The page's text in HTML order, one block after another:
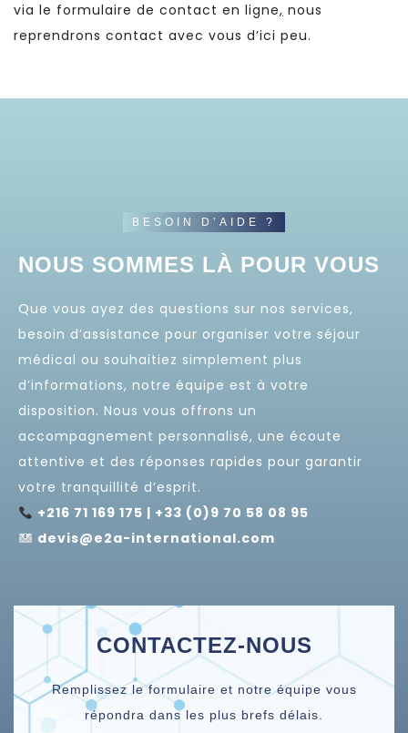
via le formulaire de contact en ligne, nous
reprendrons contact avec vous d’ici peu.
BESOIN D’AIDE ?
NOUS SOMMES LÀ POUR VOUS
Que vous ayez des questions sur nos services,
besoin d’assistance pour organiser votre séjour
médical ou souhaitiez simplement plus
d’informations, notre équipe est à votre
disposition. Nous vous offrons un
accompagnement personnalisé, une écoute
attentive et des réponses rapides pour garantir
votre tranquillité d’esprit.
+216 71 169 175 | +33 (0)9 70 58 08 95
devis@e2a-international.com
CONTACTEZ-NOUS
Remplissez le formulaire et notre équipe vous
répondra dans les plus brefs délais.